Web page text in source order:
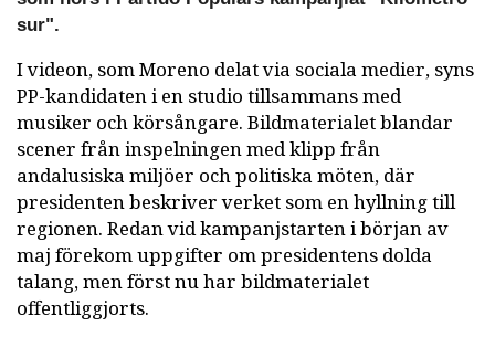
sur".
I videon, som Moreno delat via sociala medier, syns
PP-kandidaten i en studio tillsammans med
musiker och körsångare. Bildmaterialet blandar
scener från inspelningen med klipp från
andalusiska miljöer och politiska möten, där
presidenten beskriver verket som en hyllning till
regionen. Redan vid kampanjstarten i början av
maj förekom uppgifter om presidentens dolda
talang, men först nu har bildmaterialet
offentliggjorts.